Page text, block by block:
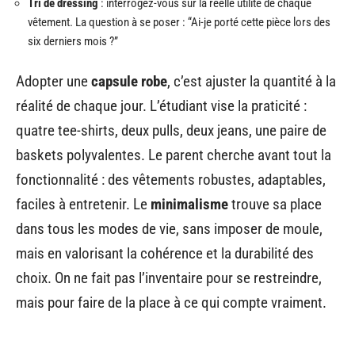
modulables, un manteau adapté aux températures.
Pour adapter concrètement votre vestiaire, voici
quelques pistes efficaces :
Dressing saisonnier: alternez les vêtements stockés hors saison
pour alléger l’armoire et retrouver de la clarté.
Tenues pour occasions: limitez les pièces réservées à l’exception.
Une veste élégante et une paire de chaussures de cérémonie
vêtement. La question à se poser : “Ai-je porté cette pièce lors des
six derniers mois ?”
Adopter unecapsule robe, c’est ajuster la quantité à la